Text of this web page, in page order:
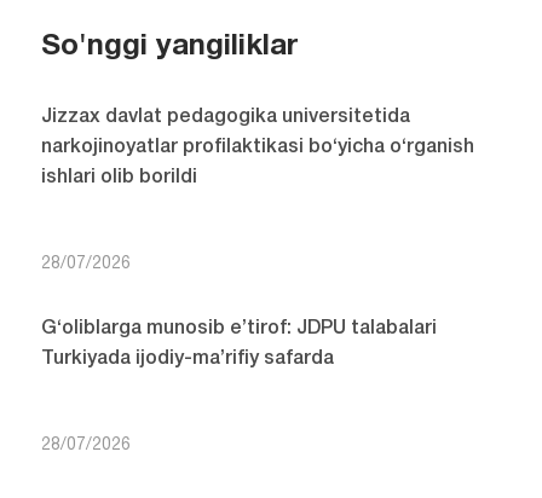
So'nggi yangiliklar
Jizzax davlat pedagogika universitetida
narkojinoyatlar profilaktikasi bo‘yicha o‘rganish
ishlari olib borildi
28/07/2026
G‘oliblarga munosib e’tirof: JDPU talabalari
Turkiyada ijodiy-ma’rifiy safarda
28/07/2026